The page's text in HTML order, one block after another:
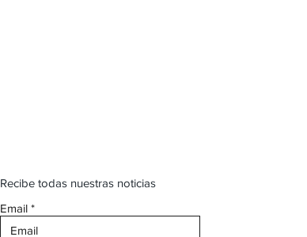
Recibe todas nuestras noticias
Email